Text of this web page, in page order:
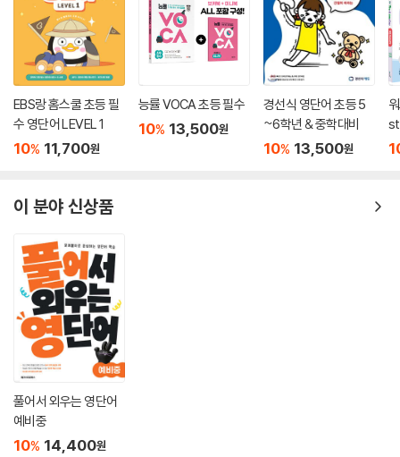
EBS랑 홈스쿨 초등 필
수 영단어 LEVEL 1
10% 11,700원
능률 VOCA 초등 필수
10% 13,500원
경선식 영단어 초등 5
~6학년 & 중학대비
10% 13,500원
E
이 분야 신상품
풀어서 외우는 영단어
예비중
10% 14,400원